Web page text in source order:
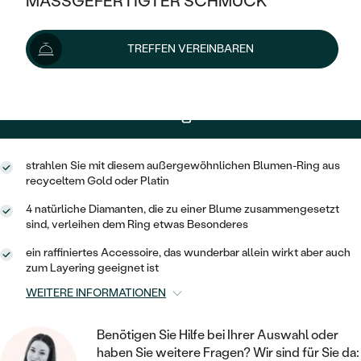
KLASSISCH
MEMOIRE
V-FORM
VINTAGE
AUSSERGEWÖHNLICHE
GEHÄMMERTE
VON HAND GRAVIERTE
MIT MEHREREN DIAMANTEN
HALO
VINTAGE
IM SET
AUSSERGEWÖHNLICH
GESTALTE EINEN RING
WÄHLE EINEN RING
DIAMANTEN ZUM EINFASSEN
AUSVERKAUF
WENN SCHMUCK HILFT
NACH TYP
ANHÄNGER / KETTEN
ARMBÄNDER
HERRENSCHMUCK
PLATIN
OHRSTECKER
CREOLEN
MINIMALISTISCHE
OHRHÄNGER
SOLITÄR
HERZ
GOLD
SILBER
NACH STYL
SOLITÄR
ZUR GEBURT EINES KINDES
PERSONALISIERT
MINIMALISTISCH
AUSVERKAUF
GOLD
SILBER
NACH STYL
MEMOIRE
TREFFEN VEREINBAREN
EXPRESSHERSTELLUNG
strahlen Sie mit diesem außergewöhnlichen Blumen-Ring aus
recyceltem Gold oder Platin
4 natürliche Diamanten, die zu einer Blume zusammengesetzt
sind, verleihen dem Ring etwas Besonderes
ein raffiniertes Accessoire, das wunderbar allein wirkt aber auch
zum Layering geeignet ist
WEITERE INFORMATIONEN
Benötigen Sie Hilfe bei Ihrer Auswahl oder
haben Sie weitere Fragen? Wir sind für Sie da: